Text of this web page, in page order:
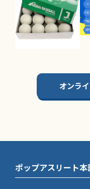
オンラ
ポップアスリート本